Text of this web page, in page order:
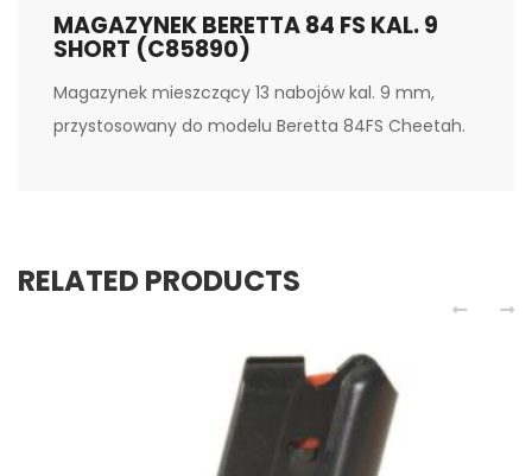
MAGAZYNEK BERETTA 84 FS KAL. 9
SHORT (C85890)
Magazynek mieszczący 13 nabojów kal. 9 mm,
przystosowany do modelu Beretta 84FS Cheetah.
RELATED PRODUCTS